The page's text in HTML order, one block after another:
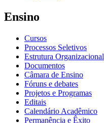
Ensino
Cursos
Processos Seletivos
Estrutura Organizacional
Documentos
Câmara de Ensino
Fóruns e debates
Projetos e Programas
Editais
Calendário Acadêmico
Permanência e Êxito